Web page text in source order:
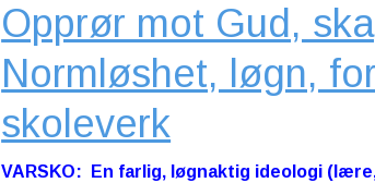
Opprør mot Gud,
Normløshet, løgn,
skoleverk
VARSKO: En farlig, løgnaktig ideologi